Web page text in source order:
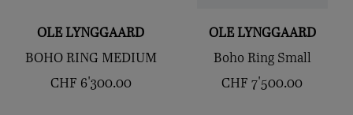
OLE LYNGGAARD
BOHO RING MEDIUM
CHF 6'300.00
OLE LYNGGAARD
Boho Ring Small
CHF 7'500.00